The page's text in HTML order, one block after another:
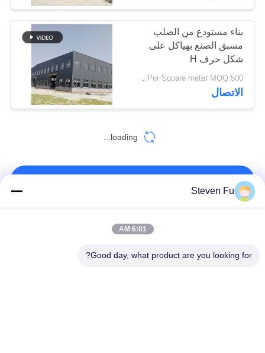
بناء مستودع من الصلب
مسبق الصنع بهياكل على
شكل حرف H
USD25-USD95 Per Square meter MOQ:500 متر مربع
الاتصال
loading...
Steven Fu
6:01 AM
Good day, what product are you looking for?